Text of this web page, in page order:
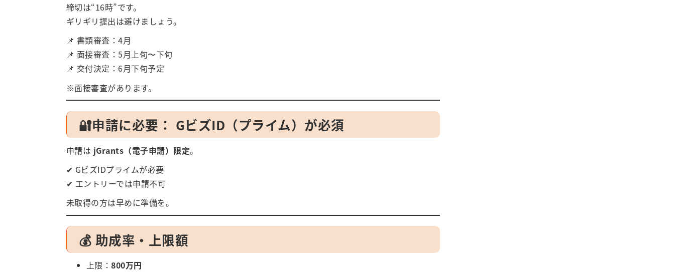
締切は“16時”です。
ギリギリ提出は避けましょう。
📌 書類審査：4月
📌 面接審査：5月上旬〜下旬
📌 交付決定：6月下旬予定
※面接審査があります。
🔐申請に必要： GビズID（プライム）が必須
申請は jGrants（電子申請）限定。
✔ GビズIDプライムが必要
✔ エントリーでは申請不可
未取得の方は早めに準備を。
💰 助成率・上限額
上限：800万円